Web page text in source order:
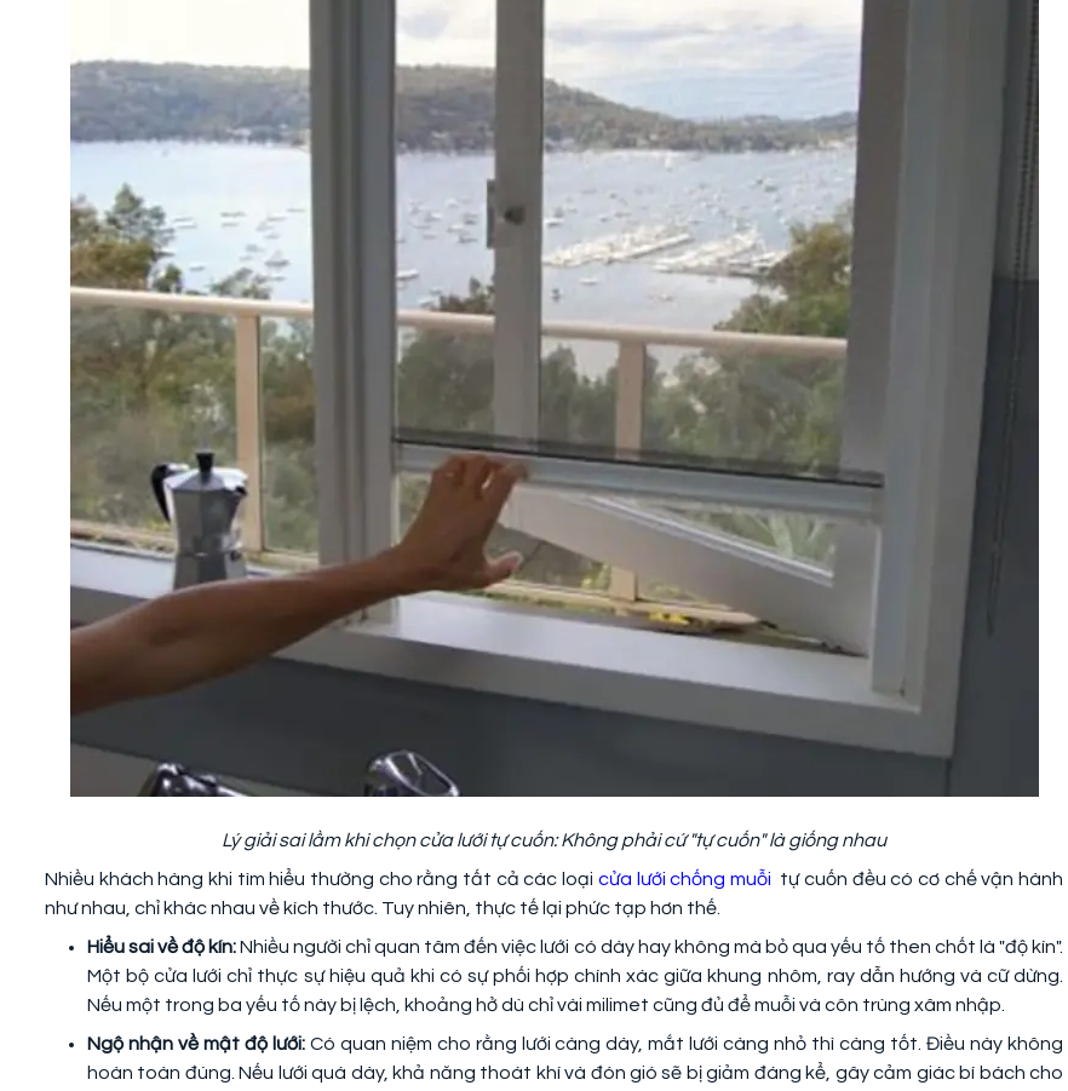
Lý giải sai lầm khi chọn cửa lưới tự cuốn: Không phải cứ "tự cuốn" là giống nhau
Nhiều khách hàng khi tìm hiểu thường cho rằng tất cả các loại cửa lưới chống muỗi tự cuốn đều có cơ chế vận hành
như nhau, chỉ khác nhau về kích thước. Tuy nhiên, thực tế lại phức tạp hơn thế.
Hiểu sai về độ kín:Nhiều người chỉ quan tâm đến việc lưới có dày hay không mà bỏ qua yếu tố then chốt là "độ kín".
Một bộ cửa lưới chỉ thực sự hiệu quả khi có sự phối hợp chính xác giữa khung nhôm, ray dẫn hướng và cữ dừng.
Nếu một trong ba yếu tố này bị lệch, khoảng hở dù chỉ vài milimet cũng đủ để muỗi và côn trùng xâm nhập.
Ngộ nhận về mật độ lưới: Có quan niệm cho rằng lưới càng dày, mắt lưới càng nhỏ thì càng tốt. Điều này không
hoàn toàn đúng. Nếu lưới quá dày, khả năng thoát khí và đón gió sẽ bị giảm đáng kể, gây cảm giác bí bách cho